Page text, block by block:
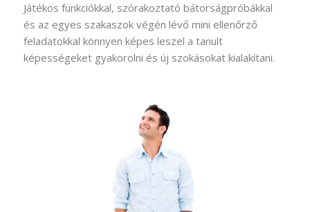
Játékos funkciókkal, szórakoztató bátorságpróbákkal
és az egyes szakaszok végén lévő mini ellenőrző
feladatokkal könnyen képes leszel a tanult
képességeket gyakorolni és új szokásokat kialakítani.